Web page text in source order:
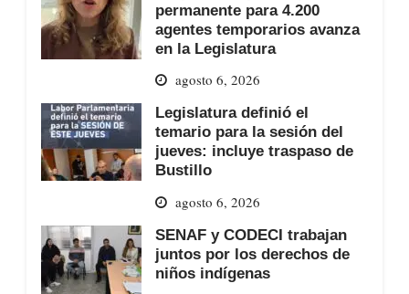
permanente para 4.200
agentes temporarios avanza
en la Legislatura
agosto 6, 2026
Legislatura definió el
temario para la sesión del
jueves: incluye traspaso de
Bustillo
agosto 6, 2026
SENAF y CODECI trabajan
juntos por los derechos de
niños indígenas